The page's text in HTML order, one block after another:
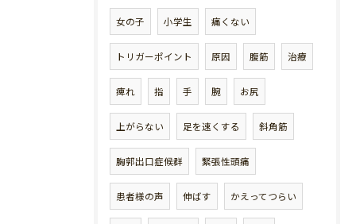
女の子 小学生 痛くない
トリガーポイント 原因 腹筋 治療
痺れ 指 手 腕 お尻
上がらない 足を速くする 斜角筋
胸郭出口症候群 緊張性頭痛
患者様の声 伸ばす かえってつらい